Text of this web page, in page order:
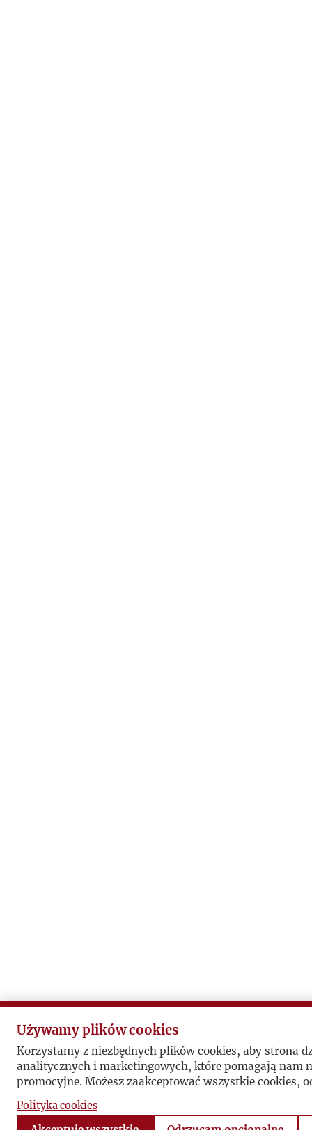
Używamy plików cookies
Korzystamy z niezbędnych plików cookies, aby strona
analitycznych i marketingowych, które pomagają nam
promocyjne. Możesz zaakceptować wszystkie cookies,
Polityka cookies